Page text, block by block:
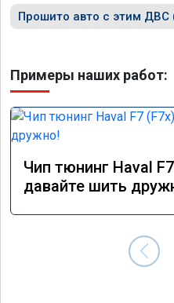
Прошито авто с этим ДВС
Примеры наших работ:
Чип тюнинг Haval
давайте шить